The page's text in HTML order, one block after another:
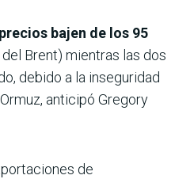
bajen de los 95
Brent) mientras las dos
debido a la inseguridad
anticipó Gregory
de